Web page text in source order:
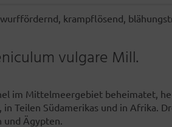
krampflösend,
vulgare Mill.
im Mittelmeergebiet beheimatet,
Teilen Südamerikas und in Afrika.
und Ägypten.